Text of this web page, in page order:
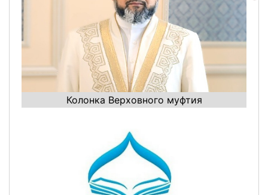
Колонка Верховного муфтия